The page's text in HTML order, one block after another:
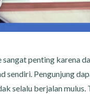
penting karena
sendiri. Pengunjung
selalu berjalan mulus.